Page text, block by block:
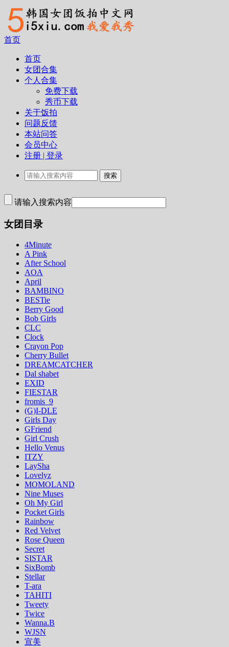
首页
首页
女团合集
个人合集
免费下载
秀币下载
关于饭拍
问题反馈
本站问答
会员中心
注册 | 登录
请输入搜索内容
女团目录
4Minute
A Pink
After School
AOA
April
BAMBINO
BESTie
Berry Good
Bob Girls
CLC
Clock
Crayon Pop
Cherry Bullet
DREAMCATCHER
Dal shabet
EXID
FIESTAR
fromis_9
(G)I-DLE
Girls Day
GFriend
Girl Crush
Hello Venus
ITZY
LaySha
Lovelyz
MOMOLAND
Nine Muses
Oh My Girl
Pocket Girls
Rainbow
Red Velvet
Rose Queen
Secret
SISTAR
SixBomb
Stellar
T-ara
TAHITI
Tweety
Twice
Wanna.B
WJSN
宣美